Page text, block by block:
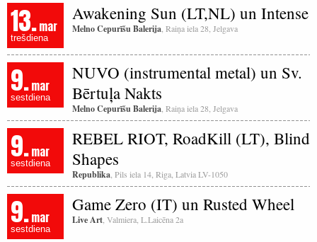
13.mar
trešdiena
Awakening Sun (LT,NL) un Intense
Melno Cepurīšu Balerija , Raiņa iela 28, Jelgava
9.mar
sestdiena
NUVO (instrumental metal) un Sv.
Bērtuļa Nakts
Melno Cepurīšu Balerija , Raiņa iela 28, Jelgava
9.mar
sestdiena
REBEL RIOT, RoadKill (LT), Blind
Shapes
Republika , Pils iela 14, Riga, Latvia LV-1050
9.mar
sestdiena
Game Zero (IT) un Rusted Wheel
Live Art , Valmiera, L.Laicēna 2a